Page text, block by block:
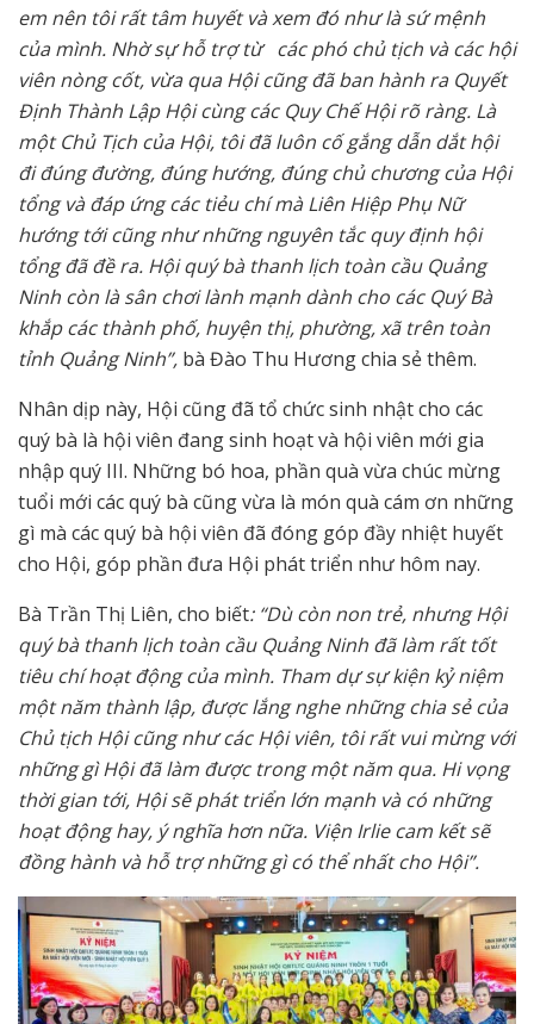
em nên tôi rất tâm huyết và xem đó như là sứ mệnh
của mình. Nhờ sự hỗ trợ từ các phó chủ tịch và các hội
viên nòng cốt, vừa qua Hội cũng đã ban hành ra Quyết
Định Thành Lập Hội cùng các Quy Chế Hội rõ ràng. Là
một Chủ Tịch của Hội, tôi đã luôn cố gắng dẫn dắt hội
đi đúng đường, đúng hướng, đúng chủ chương của Hội
tổng và đáp ứng các tiẻu chí mà Liên Hiệp Phụ Nữ
hướng tới cũng như những nguyên tắc quy định hội
tổng đã đề ra. Hội quý bà thanh lịch toàn cầu Quảng
Ninh còn là sân chơi lành mạnh dành cho các Quý Bà
khắp các thành phố, huyện thị, phường, xã trên toàn
tỉnh Quảng Ninh”, bà Đào Thu Hương chia sẻ thêm.
Nhân dịp này, Hội cũng đã tổ chức sinh nhật cho các
quý bà là hội viên đang sinh hoạt và hội viên mới gia
nhập quý III. Những bó hoa, phần quà vừa chúc mừng
tuổi mới các quý bà cũng vừa là món quà cám ơn những
gì mà các quý bà hội viên đã đóng góp đầy nhiệt huyết
cho Hội, góp phần đưa Hội phát triển như hôm nay.
Bà Trần Thị Liên, cho biết: “Dù còn non trẻ, nhưng Hội
quý bà thanh lịch toàn cầu Quảng Ninh đã làm rất tốt
tiêu chí hoạt động của mình. Tham dự sự kiện kỷ niệm
một năm thành lập, được lắng nghe những chia sẻ của
Chủ tịch Hội cũng như các Hội viên, tôi rất vui mừng với
những gì Hội đã làm được trong một năm qua. Hi vọng
thời gian tới, Hội sẽ phát triển lớn mạnh và có những
hoạt động hay, ý nghĩa hơn nữa. Viện Irlie cam kết sẽ
đồng hành và hỗ trợ những gì có thể nhất cho Hội”.